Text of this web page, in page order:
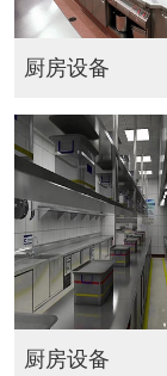
排烟系统
排烟系统